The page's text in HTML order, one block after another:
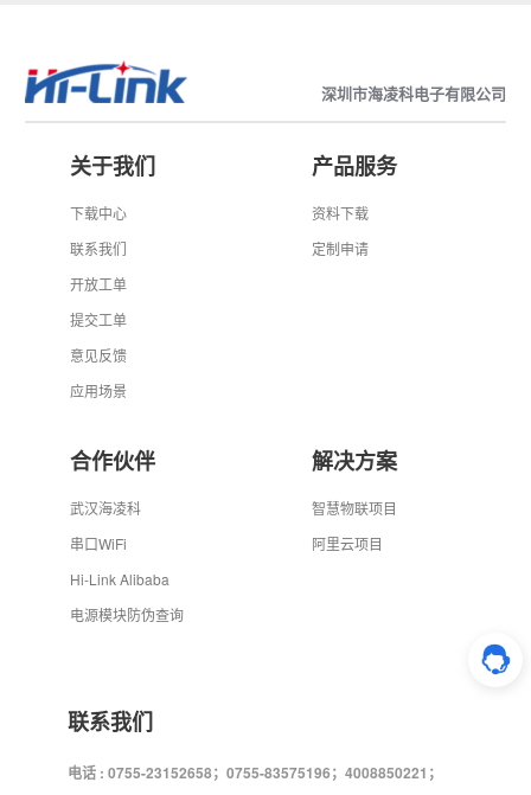
深圳市海凌科电子有限公司
关于我们
下载中心
联系我们
开放工单
提交工单
意见反馈
应用场景
产品服务
资料下载
定制申请
合作伙伴
武汉海凌科
串口WiFi
Hi-Link Alibaba
电源模块防伪查询
解决方案
智慧物联项目
阿里云项目
联系我们
电话 : 0755-23152658；0755-83575196；4008850221；